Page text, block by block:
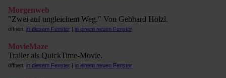
Morgenweb
"Zwei auf ungleichem Weg." Von Gebhard Hölzl.
öffnen: in diesem Fenster | in einem neuen Fenster
MovieMaze
Trailer als QuickTime-Movie.
öffnen: in diesem Fenster | in einem neuen Fenster